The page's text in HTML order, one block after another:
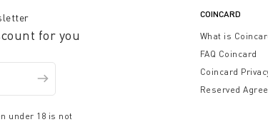
pur nella loro semplicità, sono particolari e
diventa un gesto prezioso per celebrare i
for you
under 18 is not
COINCARD
What is
FAQ Coincard
Coincard
Reserved